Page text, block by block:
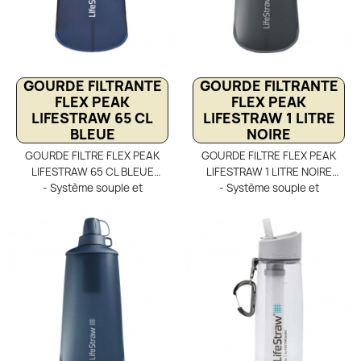
gourde pour une eau potable
en toutes circonstances.
des contaminants bactériens
et des sédiments, ainsi que la
suppression des micro-
GOURDE FILTRANTE
FLEX PEAK
LIFESTRAW 65 CL
BLEUE
GOURDE FILTRE FLEX PEAK
LIFESTRAW 65 CL BLEUE
- Système souple et
gourde et paille filtrante, idéal
pour randonnée et voyage,
même en zones à risques.
Filtration à 2 étages :
microfiltre fibres creuses
(0,2 µm) éliminant 99,999999
% des bactéries, 99,999 %
des parasites,
microplastiques, sédiments et
GOURDE FILTRANTE
FLEX PEAK
LIFESTRAW 1 LITRE
NOIRE
GOURDE FILTRE FLEX PEAK
LIFESTRAW 1 LITRE NOIRE
- Système souple et
gourde et paille filtrante pour
garantir une eau potable sûre
même en zones à risques.
Filtration à 2 étages :
microfiltre à fibres creuses
(0,2 µm) éliminant 99,999 %
des bactéries, parasites,
microplastiques et sédiments.